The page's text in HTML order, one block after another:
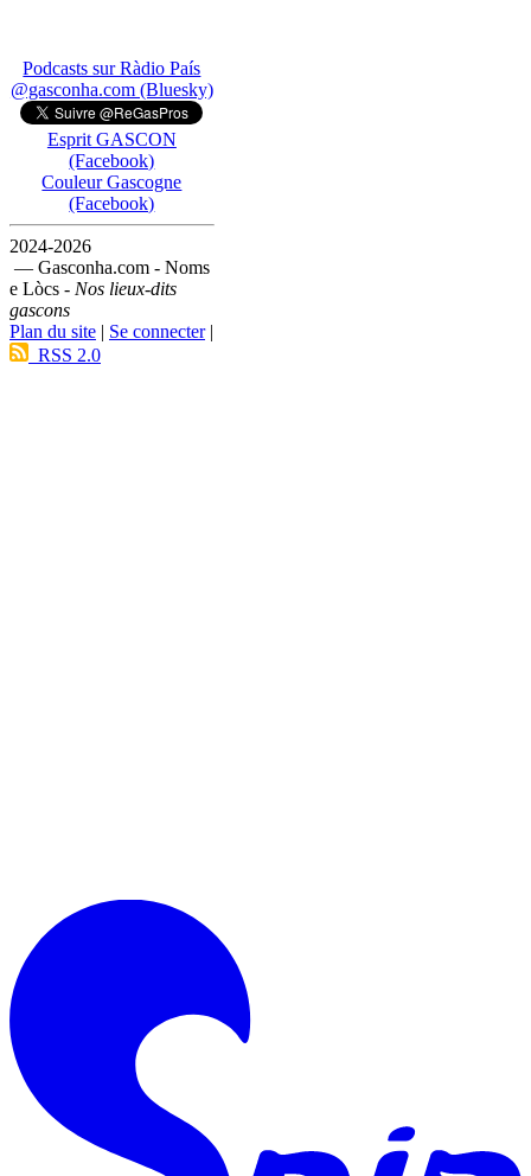
Podcasts sur Ràdio País
@gasconha.com (Bluesky)
Esprit GASCON
(Facebook)
Couleur Gascogne
(Facebook)
2024-2026
— Gasconha.com - Noms
e Lòcs - Nos lieux-dits
gascons
Plan du site | Se connecter|
RSS 2.0